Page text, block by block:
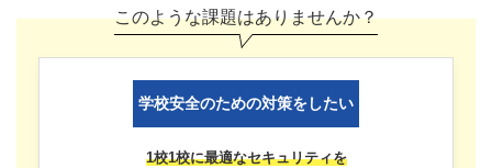
このような課題はありませんか？
学校安全のための対策をしたい
1校1校に最適なセキュリティを